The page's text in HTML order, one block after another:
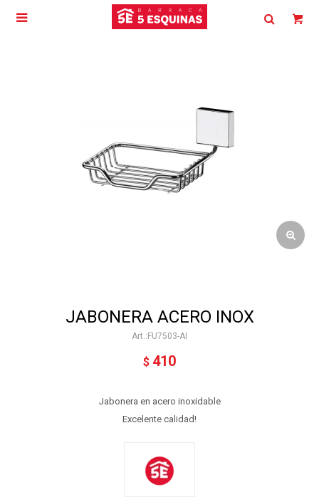

JABONERA ACERO INOX
FU7503-AI
$ 410
Jabonera en acero inoxidable
Excelente calidad!